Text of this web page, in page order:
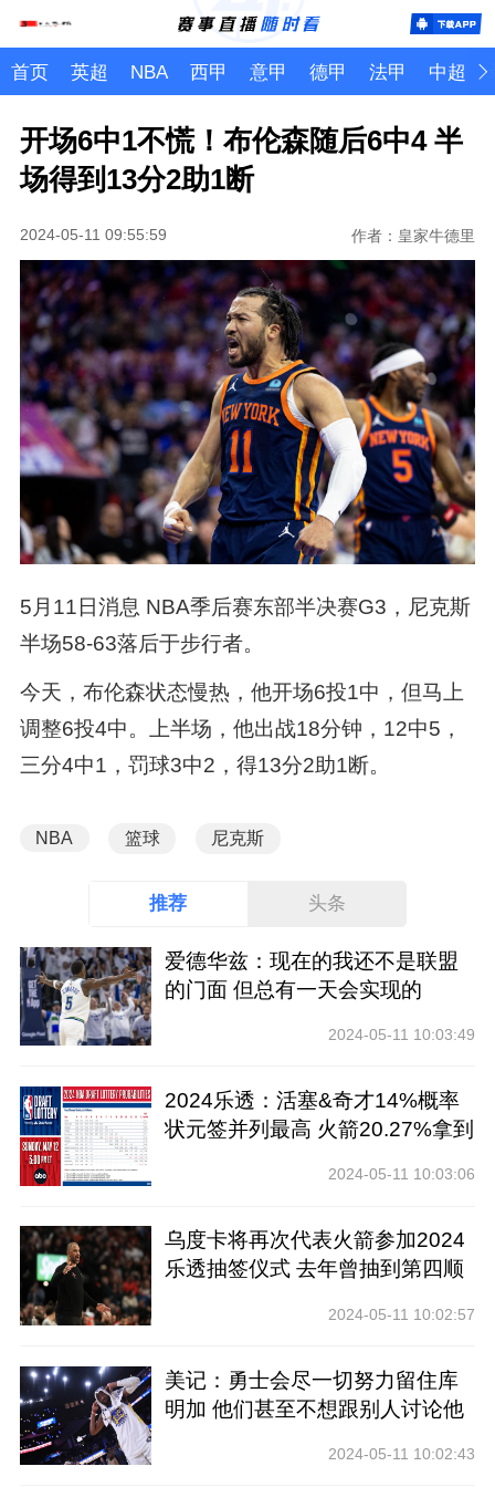
首页 英超 NBA 西甲 意甲 德甲 法甲 中超
开场6中1不慌！布伦森随后6中4 半
场得到13分2助1断
2024-05-11 09:55:59 作者：皇家牛德里
5月11日消息 NBA季后赛东部半决赛G3，尼克斯
半场58-63落后于步行者。
今天，布伦森状态慢热，他开场6投1中，但马上
调整6投4中。上半场，他出战18分钟，12中5，
三分4中1，罚球3中2，得13分2助1断。
NBA 篮球 尼克斯
推荐 头条
爱德华兹：现在的我还不是联盟
的门面 但总有一天会实现的
2024-05-11 10:03:49
2024乐透：活塞&奇才14%概率
状元签并列最高 火箭20.27%拿到
2024-05-11 10:03:06
乌度卡将再次代表火箭参加2024
乐透抽签仪式 去年曾抽到第四顺
2024-05-11 10:02:57
美记：勇士会尽一切努力留住库
明加 他们甚至不想跟别人讨论他
2024-05-11 10:02:43